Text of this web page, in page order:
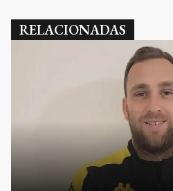
RELACIONADAS